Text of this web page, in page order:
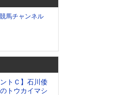
馬チャンネル
トＣ】石川倭
トウカイマシ